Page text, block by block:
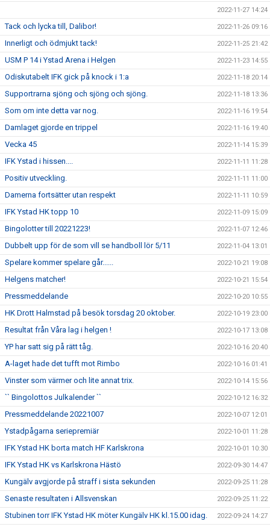
2022-11-27 14:24
Tack och lycka till, Dalibor! 2022-11-26 09:16
Innerligt och ödmjukt tack! 2022-11-25 21:42
USM P 14 i Ystad Arena i Helgen 2022-11-23 14:55
Odiskutabelt IFK gick på knock i 1:a 2022-11-18 20:14
Supportrarna sjöng och sjöng och sjöng. 2022-11-18 13:36
Som om inte detta var nog. 2022-11-16 19:54
Damlaget gjorde en trippel 2022-11-16 19:40
Vecka 45 2022-11-14 15:39
IFK Ystad i hissen.... 2022-11-11 11:28
Positiv utveckling. 2022-11-11 11:00
Damerna fortsätter utan respekt 2022-11-11 10:59
IFK Ystad HK topp 10 2022-11-09 15:09
Bingolotter till 20221223! 2022-11-07 12:46
Dubbelt upp för de som vill se handboll lör 5/11 2022-11-04 13:01
Spelare kommer spelare går...... 2022-10-21 19:08
Helgens matcher! 2022-10-21 15:54
Pressmeddelande 2022-10-20 10:55
HK Drott Halmstad på besök torsdag 20 oktober. 2022-10-19 23:00
Resultat från Våra lag i helgen ! 2022-10-17 13:08
YP har satt sig på rätt tåg. 2022-10-16 20:40
A-laget hade det tufft mot Rimbo 2022-10-16 01:41
Vinster som värmer och lite annat trix. 2022-10-14 15:56
`` Bingolottos Julkalender `` 2022-10-12 16:32
Pressmeddelande 20221007 2022-10-07 12:01
Ystadpågarna seriepremiär 2022-10-01 11:28
IFK Ystad HK borta match HF Karlskrona 2022-10-01 10:30
IFK Ystad HK vs Karlskrona Hästö 2022-09-30 14:47
Kungälv avgjorde på straff i sista sekunden 2022-09-25 11:28
Senaste resultaten i Allsvenskan 2022-09-25 11:22
Stubinen torr IFK Ystad HK möter Kungälv HK kl.15.00 idag. 2022-09-24 14:27